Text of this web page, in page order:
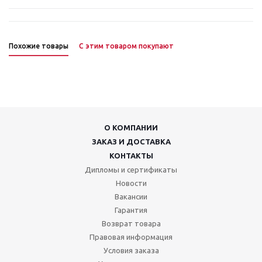
Похожие товары С этим товаром покупают
О КОМПАНИИ
ЗАКАЗ И ДОСТАВКА
КОНТАКТЫ
Дипломы и сертификаты
Новости
Вакансии
Гарантия
Возврат товара
Правовая информация
Условия заказа